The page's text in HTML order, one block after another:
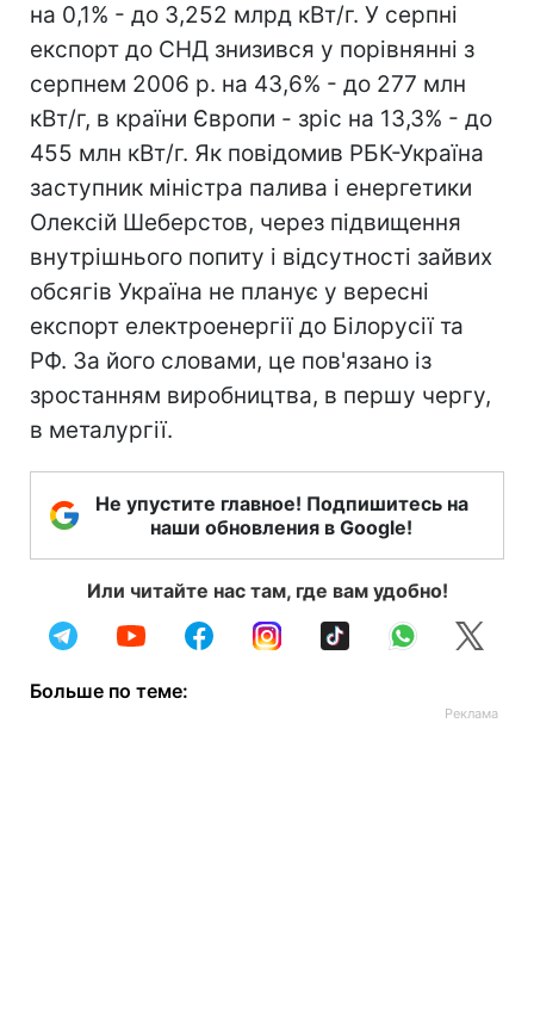
на 0,1% - до 3,252 млрд кВт/г. У серпні
експорт до СНД знизився у порівнянні з
серпнем 2006 р. на 43,6% - до 277 млн
кВт/г, в країни Європи - зріс на 13,3% - до
455 млн кВт/г. Як повідомив РБК-Україна
заступник міністра палива і енергетики
Олексій Шеберстов, через підвищення
внутрішнього попиту і відсутності зайвих
обсягів Україна не планує у вересні
експорт електроенергії до Білорусії та
РФ. За його словами, це пов'язано із
зростанням виробництва, в першу чергу,
в металургії.
Не упустите главное! Подпишитесь на
наши обновления в Google!
Или читайте нас там, где вам удобно!
Больше по теме: